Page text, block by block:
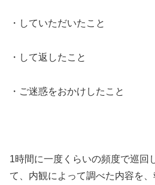
・していただいたこと
・して返したこと
・ご迷惑をおかけしたこと
1時間に一度くらいの頻度で巡回
て、内観によって調べた内容を、